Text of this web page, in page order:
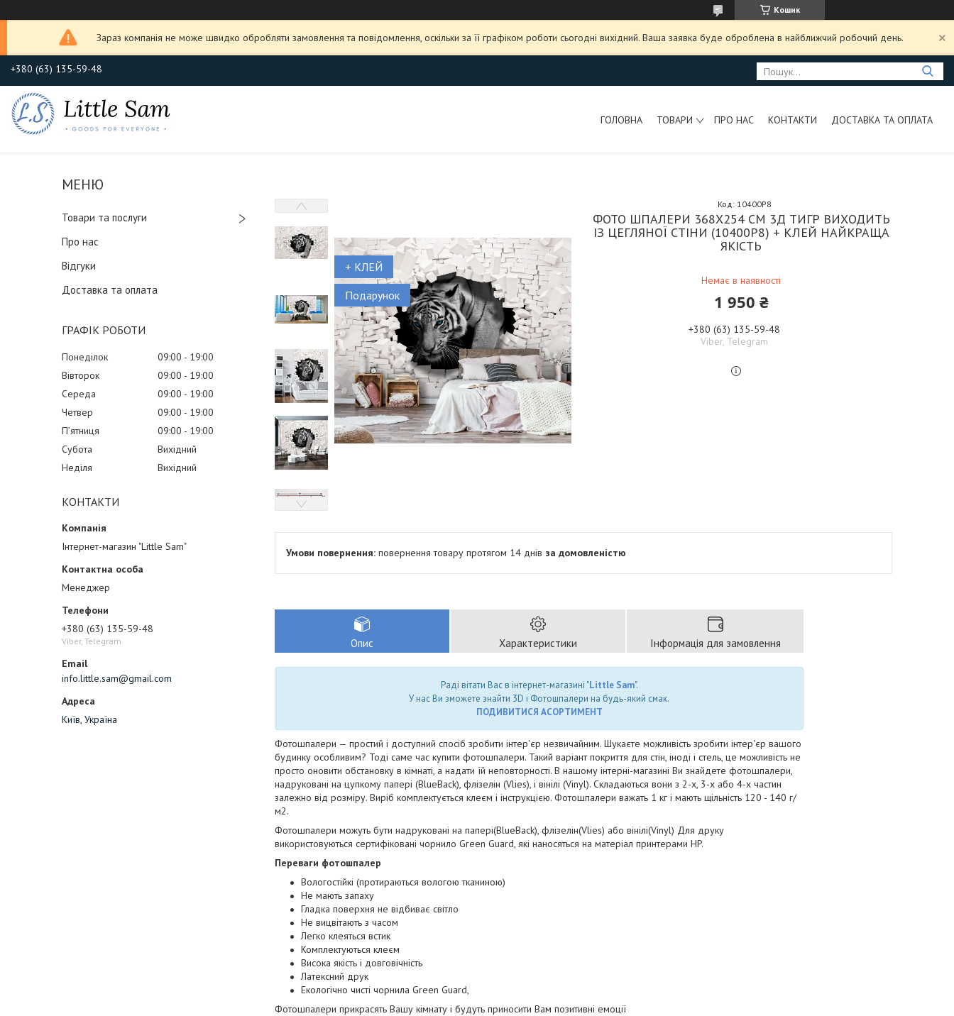
Кошик
Зараз компанія не може швидко обробляти замовлення та повідомлення, оскільки за її графіком роботи сьогодні вихідний. Ваша заявка буде оброблена в найближчий робочий день.
+380 (63) 135-59-48
ГОЛОВНА ТОВАРИ ПРО НАС КОНТАКТИ ДОСТАВКА ТА ОПЛАТА
Товари та послуги
Про нас
Відгуки
Доставка та оплата
ГРАФІК РОБОТИ
Понеділок 09:00
19:00
Вівторок
09:00
19:00
Середа
09:00
19:00
Четвер
09:00
19:00
Пʼятниця
09:00
19:00
Субота
Вихідний
Неділя
Вихідний
КОНТАКТИ
Інтернет-магазин "Little Sam"
Менеджер
+380 (63) 135-59-48
Viber, Telegram
info.little.sam@gmail.com
Київ, Україна
+ КЛЕЙ
Подарунок
ФОТО ШПАЛЕРИ 368Х254 СМ 3Д ТИГР ВИХОДИТЬ
ІЗ ЦЕГЛЯНОЇ СТІНИ (10400P8) + КЛЕЙ НАЙКРАЩА
ЯКІСТЬ
Немає в наявності
Код: 10400P8
1 950 ₴
+380 (63) 135-59-48
Viber, Telegram
повернення товару протягом 14 днів за домовленістю
Опис Характеристики Інформація для замовлення
Раді вітати Вас в інтернет-магазині "Little Sam".
У нас Ви зможете знайти 3D і Фотошпалери на будь-який смак.
ПОДИВИТИСЯ АСОРТИМЕНТ
Фотошпалери — простий і доступний спосіб зробити інтер'єр незвичайним. Шукаєте можливість зробити інтер'єр вашого
будинку особливим? Тоді саме час купити фотошпалери. Такий варіант покриття для стін, іноді і стель, це можливість не
просто оновити обстановку в кімнаті, а надати їй неповторності. В нашому інтерні-магазині Ви знайдете фотошпалери,
надруковані на цупкому папері (BlueBack), флізелін (Vlies), і вінілі (Vinyl). Складаються вони з 2-х, 3-х або 4-х частин
залежно від розміру. Виріб комплектується клеєм і інструкцією. Фотошпалери важать 1 кг і мають щільність 120 - 140 г/
м2.
Фотошпалери можуть бути надруковані на папері(BlueBack), флізелін(Vlies) або вінілі(Vinyl) Для друку
використовуються сертифіковані чорнило Green Guard, які наносяться на матеріал принтерами HP.
Переваги фотошпалер
Вологостійкі (протираються вологою тканиною)
Не мають запаху
Гладка поверхня не відбиває світло
Не вицвітають з часом
Легко клеяться встик
Комплектуються клеєм
Висока якість і довговічність
Латексний друк
Екологічно чисті чорнила Green Guard,
Фотошпалери прикрасять Вашу кімнату і будуть приносити Вам позитивні емоції